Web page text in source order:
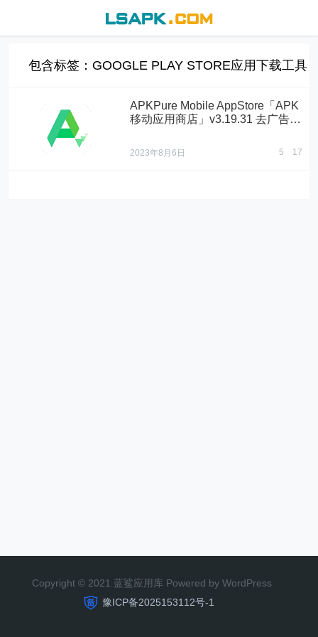
包含标签：GOOGLE PLAY STORE应用下载工具
APKPure Mobile AppStore「APK
移动应用商店」v3.19.31 去广告清
2023年8月6日 5 17
Copyright © 2021 蓝鲨应用库 Powered by WordPress
豫ICP备2025153112号-1